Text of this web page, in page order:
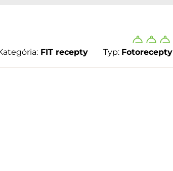
FIT recepty Typ: Fotorecepty